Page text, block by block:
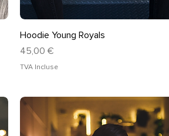
Aperçu rapide
Hoodie Young Royals
Prix
45,00 €
TVA Incluse